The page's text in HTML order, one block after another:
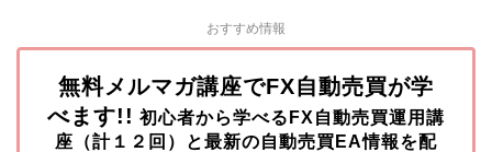
おすすめ情報
無料メルマガ講座でFX自動売買が学
べます!! 初心者から学べるFX自動売買運用講
座（計１２回）と最新の自動売買EA情報を配